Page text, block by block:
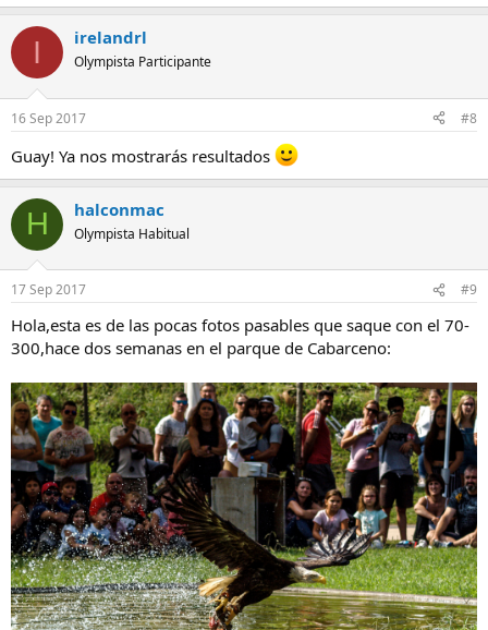
I irelandrl
Olympista Participante
16 Sep 2017 #8
Guay! Ya nos mostrarás resultados
H halconmac
Olympista Habitual
17 Sep 2017 #9
Hola,esta es de las pocas fotos pasables que saque con el 70-
300,hace dos semanas en el parque de Cabarceno: